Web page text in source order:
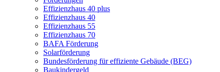
Effizienzhaus 40 plus
Effizienzhaus 40
Effizienzhaus 55
Effizienzhaus 70
BAFA Förderung
Solarförderung
Bundesförderung für effiziente Gebäude (BEG)
Baukindergeld